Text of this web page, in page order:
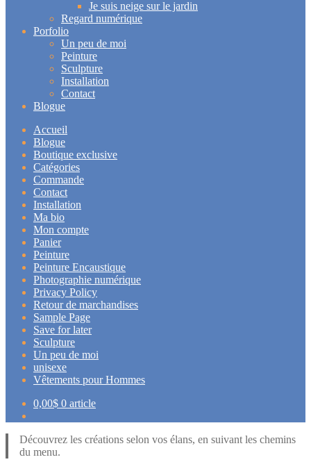
Je suis neige sur le jardin
Regard numérique
Porfolio
Un peu de moi
Peinture
Sculpture
Installation
Contact
Blogue
Accueil
Blogue
Boutique exclusive
Catégories
Commande
Contact
Installation
Ma bio
Mon compte
Panier
Peinture
Peinture Encaustique
Photographie numérique
Privacy Policy
Retour de marchandises
Sample Page
Save for later
Sculpture
Un peu de moi
unisexe
Vêtements pour Hommes
0,00$ 0 article
Découvrez les créations selon vos élans, en suivant les chemins
du menu.